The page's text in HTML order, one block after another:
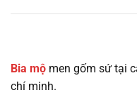
Bia mộ men gốm sứ tại
chí minh.